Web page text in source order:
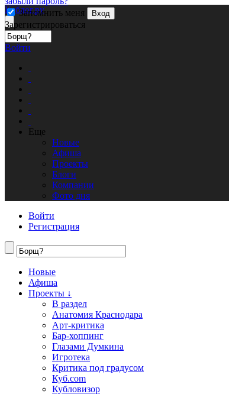
Запомнить меня
Вход
Зарегистрироваться
Кублог.ру
Войти
Еще
Новые
Афиша
Проекты
Блоги
Компании
Фото дня
Войти
Регистрация
Новые
Афиша
Проекты ↓
В раздел
Анатомия Краснодара
Арт-критика
Бар-хоппинг
Глазами Думкина
Игротека
Критика под градусом
Куб.com
Кубловизор